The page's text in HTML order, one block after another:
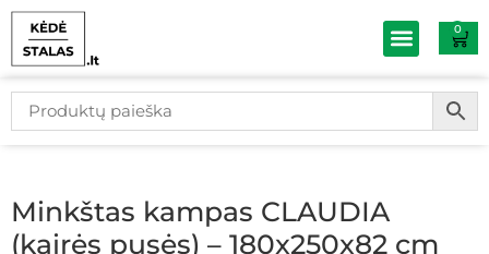
0
Minkštas kampas CLAUDIA
(kairės pusės) – 180x250x82 cm